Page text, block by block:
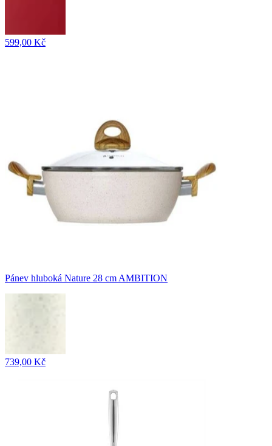
599,00 Kč
Pánev hluboká Nature 28 cm AMBITION
739,00 Kč